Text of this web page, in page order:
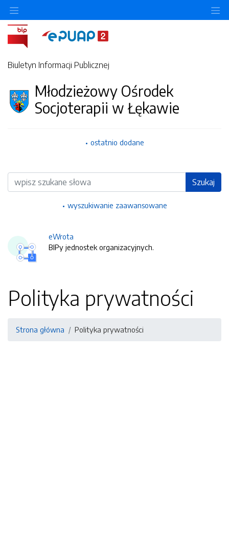
Biuletyn Informacji Publicznej
Młodzieżowy Ośrodek
Socjoterapii w Łękawie
ostatnio dodane
Wyszukiwarka Szukaj
wyszukiwanie zaawansowane
eWrota
BIPy jednostek organizacyjnych.
Polityka prywatności
Strona główna Polityka prywatności